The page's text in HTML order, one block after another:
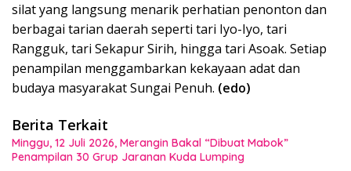
silat yang langsung menarik perhatian penonton dan
berbagai tarian daerah seperti tari Iyo-Iyo, tari
Rangguk, tari Sekapur Sirih, hingga tari Asoak. Setiap
penampilan menggambarkan kekayaan adat dan
budaya masyarakat Sungai Penuh. (edo)
Berita Terkait
Minggu, 12 Juli 2026, Merangin Bakal “Dibuat Mabok”
Penampilan 30 Grup Jaranan Kuda Lumping